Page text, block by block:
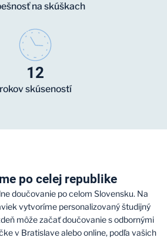
na skúškach
12
rokov skúseností
po celej republike
doučovanie po celom Slovensku. Na
vytvoríme personalizovaný študijný
môže začať doučovanie s odbornými
v Bratislave alebo online, podľa vašich